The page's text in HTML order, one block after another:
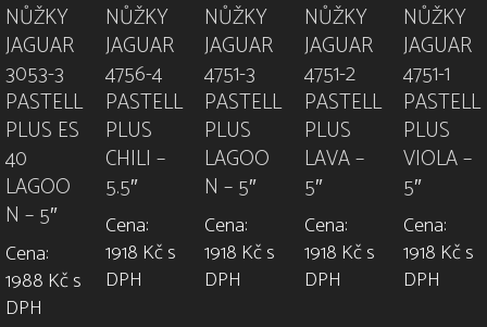
NŮŽKY
JAGUAR
3053-3
PASTELL
PLUS ES
40
LAGOO
N – 5″
Cena:
1988 Kč s
DPH
NŮŽKY
JAGUAR
4756-4
PASTELL
PLUS
CHILI –
5.5″
Cena:
1918 Kč s
DPH
NŮŽKY
JAGUAR
4751-3
PASTELL
PLUS
LAGOO
N – 5″
Cena:
1918 Kč s
DPH
NŮŽKY
JAGUAR
4751-2
PASTELL
PLUS
LAVA –
5″
Cena:
1918 Kč s
DPH
NŮŽKY
JAGUAR
4751-1
PASTELL
PLUS
VIOLA –
5″
Cena:
1918 Kč s
DPH